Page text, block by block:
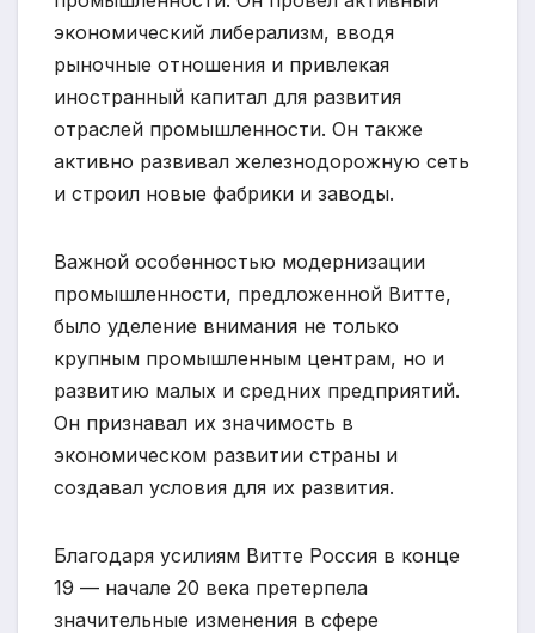
экономический либерализм, вводя
рыночные отношения и привлекая
иностранный капитал для развития
отраслей промышленности. Он также
активно развивал железнодорожную сеть
и строил новые фабрики и заводы.
Важной особенностью модернизации
промышленности, предложенной Витте,
было уделение внимания не только
крупным промышленным центрам, но и
развитию малых и средних предприятий.
Он признавал их значимость в
экономическом развитии страны и
создавал условия для их развития.
Благодаря усилиям Витте Россия в конце
19 — начале 20 века претерпела
значительные изменения в сфере